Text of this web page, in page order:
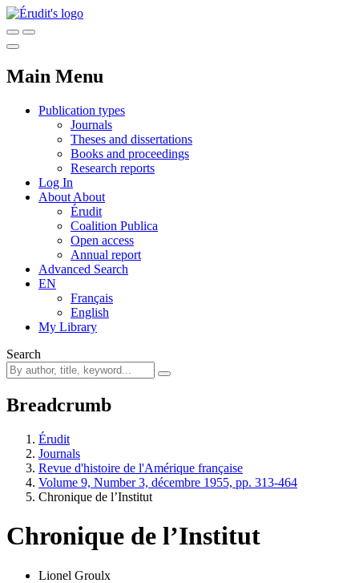
Main Menu
Publication types
Journals
Theses and dissertations
Books and proceedings
Research reports
Log In
About About
Érudit
Coalition Publica
Open access
Annual report
Advanced Search
EN
Français
English
My Library
Search
Breadcrumb
Érudit
Journals
Revue d'histoire de l'Amérique française
Volume 9, Number 3, décembre 1955, pp. 313-464
Chronique de l’Institut
Chronique de l’Institut
Lionel Groulx